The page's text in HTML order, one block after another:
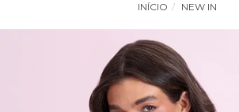
INÍCIO NEW IN